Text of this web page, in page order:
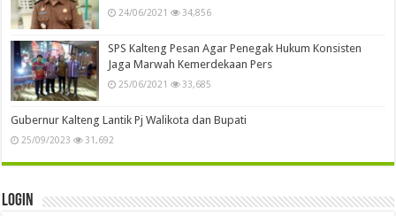
24/06/2021 34,856
SPS Kalteng Pesan Agar Penegak Hukum Konsisten
Jaga Marwah Kemerdekaan Pers
25/06/2021 33,685
Gubernur Kalteng Lantik Pj Walikota dan Bupati
25/09/2023 31,692
Login